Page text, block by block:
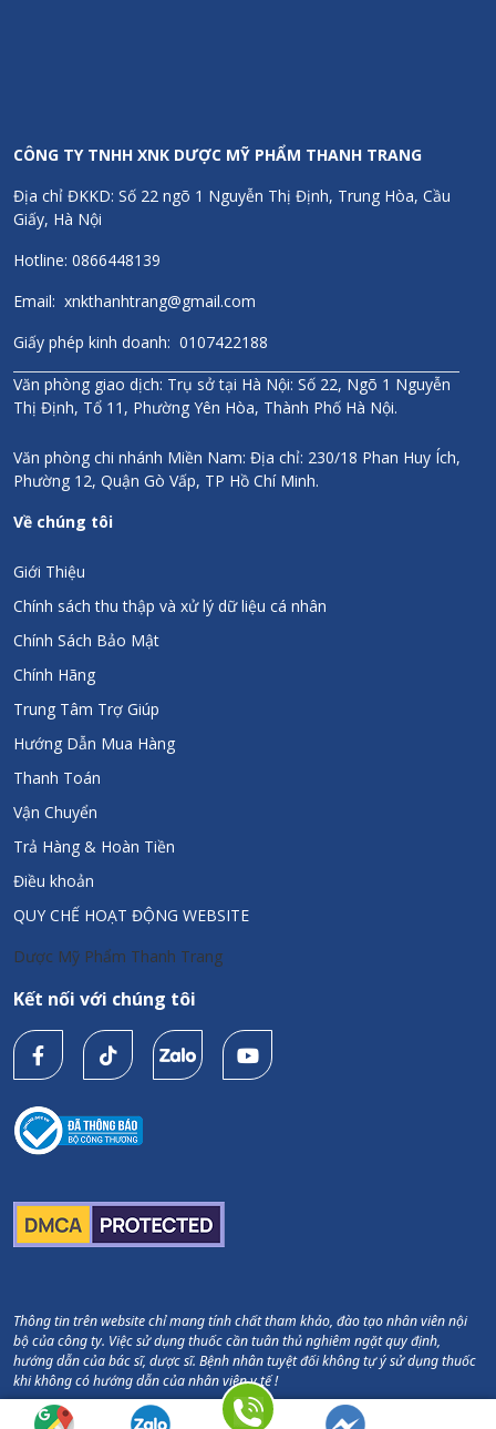
CÔNG TY TNHH XNK DƯỢC MỸ PHẨM THANH TRANG
Địa chỉ ĐKKD: Số 22 ngõ 1 Nguyễn Thị Định, Trung Hòa, Cầu
Giấy, Hà Nội
Hotline: 0866448139
Email: xnkthanhtrang@gmail.com
Giấy phép kinh doanh: 0107422188
Văn phòng giao dịch: Trụ sở tại Hà Nội: Số 22, Ngõ 1 Nguyễn
Thị Định, Tổ 11, Phường Yên Hòa, Thành Phố Hà Nội.
Văn phòng chi nhánh Miền Nam: Địa chỉ: 230/18 Phan Huy Ích,
Phường 12, Quận Gò Vấp, TP Hồ Chí Minh.
Về chúng tôi
Giới Thiệu
Chính sách thu thập và xử lý dữ liệu cá nhân
Chính Sách Bảo Mật
Chính Hãng
Trung Tâm Trợ Giúp
Hướng Dẫn Mua Hàng
Thanh Toán
Vận Chuyển
Trả Hàng & Hoàn Tiền
Điều khoản
QUY CHẾ HOẠT ĐỘNG WEBSITE
Dược Mỹ Phẩm Thanh Trang
Kết nối với chúng tôi
Thông tin trên website chỉ mang tính chất tham khảo, đào tạo nhân viên nội
bộ của công ty. Việc sử dụng thuốc cần tuân thủ nghiêm ngặt quy định,
hướng dẫn của bác sĩ, dược sĩ. Bệnh nhân tuyệt đối không tự ý sử dụng thuốc
khi không có hướng dẫn của nhân viên y tế !